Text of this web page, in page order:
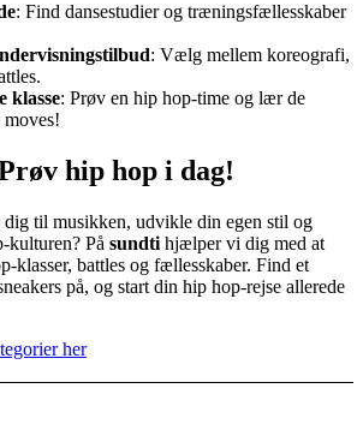
: Find dansestudier og træningsfællesskaber
: Vælg mellem koreografi,
klasse: Prøv en hip hop-time og lær de
hip hop i dag!
til musikken, udvikle din egen stil og
kulturen? På sundti hjælper vi dig med at
klasser, battles og fællesskaber. Find et
på, og start din hip hop-rejse allerede
her